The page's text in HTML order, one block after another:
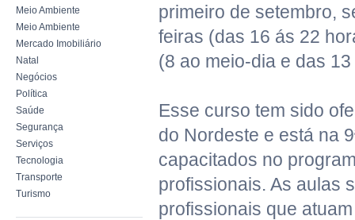
Meio Ambiente
Meio Ambiente
Mercado Imobiliário
Natal
Negócios
Política
Saúde
Segurança
Serviços
Tecnologia
Transporte
Turismo
primeiro de setembro,
feiras (das 16 ás 22
(8 ao meio-dia e das
Esse curso tem sido
do Nordeste e está na
capacitados no
profissionais. As aulas
profissionais que